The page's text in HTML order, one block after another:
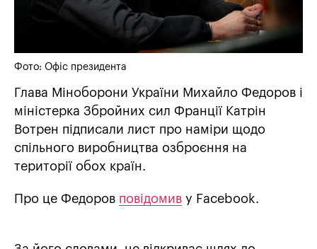
Фото: Офіс президента
Глава Міноборони України Михайло Федоров і
міністерка Збройних сил Франції Катрін
Вотрен підписали лист про наміри щодо
спільного виробництва озброєння на
території обох країн.
Про це Федоров повідомив у Facebook.